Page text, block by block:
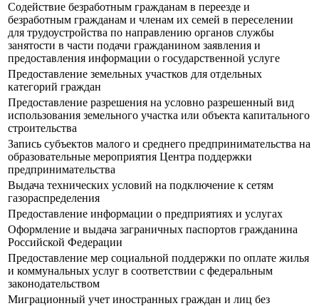
Содействие безработным гражданам в переезде и
безработным гражданам и членам их семей в переселении
для трудоустройства по направлению органов службы
занятости в части подачи гражданином заявления и
предоставления информации о государственной услуге
Предоставление земельных участков для отдельных
категорий граждан
Предоставление разрешения на условно разрешенный вид
использования земельного участка или объекта капитального
строительства
Запись субъектов малого и среднего предпринимательства на
образовательные мероприятия Центра поддержки
предпринимательства
Выдача технических условий на подключение к сетям
газораспределения
Предоставление информации о предприятиях и услугах
Оформление и выдача заграничных паспортов гражданина
Российской Федерации
Предоставление мер социальной поддержки по оплате жилья
и коммунальных услуг в соответствии с федеральным
законодательством
Миграционный учет иностранных граждан и лиц без